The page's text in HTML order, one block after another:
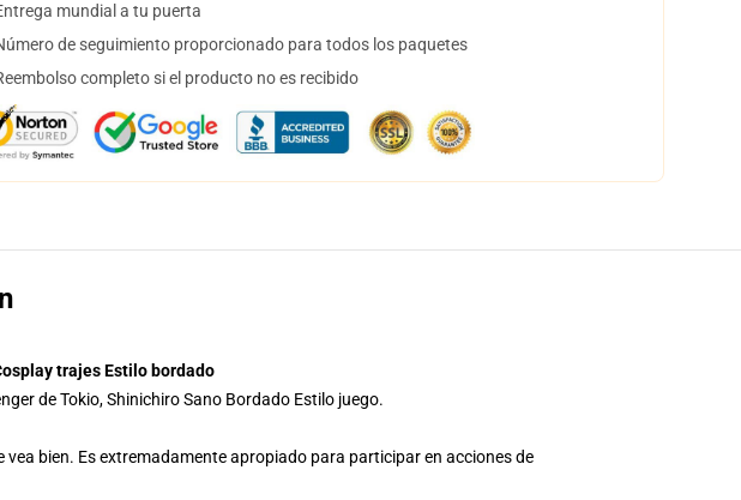
mundial a tu puerta
de seguimiento proporcionado para todos los paquetes
completo si el producto no es recibido
trajes Estilo bordado
de Tokio, Shinichiro Sano Bordado Estilo juego.
vea bien. Es extremadamente apropiado para participar en acciones de